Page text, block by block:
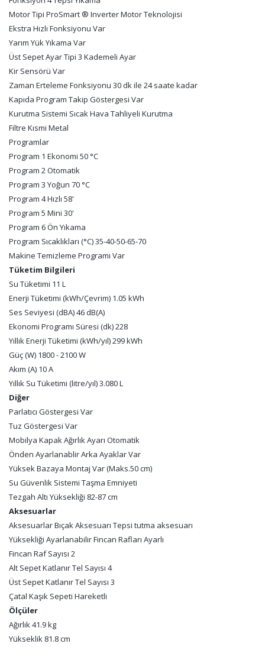
Motor Tipi ProSmart ® Inverter Motor Teknolojisi
Ekstra Hızlı Fonksiyonu Var
Yarım Yük Yıkama Var
Üst Sepet Ayar Tipi 3 Kademeli Ayar
Kir Sensörü Var
Zaman Erteleme Fonksiyonu 30 dk ile 24 saate kadar
Kapıda Program Takip Göstergesi Var
Kurutma Sistemi Sıcak Hava Tahliyeli Kurutma
Filtre Kısmi Metal
Programlar
Program 1 Ekonomi 50 °C
Program 2 Otomatik
Program 3 Yoğun 70 °C
Program 4 Hızlı 58'
Program 5 Mini 30'
Program 6 Ön Yıkama
Program Sıcaklıkları (°C) 35-40-50-65-70
Makine Temizleme Programı Var
Tüketim Bilgileri
Su Tüketimi 11 L
Enerji Tüketimi (kWh/Çevrim) 1.05 kWh
Ses Seviyesi (dBA) 46 dB(A)
Ekonomi Programı Süresi (dk) 228
Yıllık Enerji Tüketimi (kWh/yıl) 299 kWh
Güç (W) 1800 - 2100 W
Akım (A) 10 A
Yıllık Su Tüketimi (litre/yıl) 3.080 L
Diğer
Parlatıcı Göstergesi Var
Tuz Göstergesi Var
Mobilya Kapak Ağırlık Ayarı Otomatik
Önden Ayarlanablir Arka Ayaklar Var
Yüksek Bazaya Montaj Var (Maks.50 cm)
Su Güvenlik Sistemi Taşma Emniyeti
Tezgah Altı Yüksekliği 82-87 cm
Aksesuarlar
Aksesuarlar Bıçak Aksesuarı Tepsi tutma aksesuarı
Yüksekliği Ayarlanabilir Fincan Rafları Ayarlı
Fincan Raf Sayısı 2
Alt Sepet Katlanır Tel Sayısı 4
Üst Sepet Katlanır Tel Sayısı 3
Çatal Kaşık Sepeti Hareketli
Ölçüler
Ağırlık 41.9 kg
Yükseklik 81.8 cm